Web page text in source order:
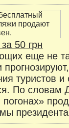
50 грн
еще не
туристов
По словам